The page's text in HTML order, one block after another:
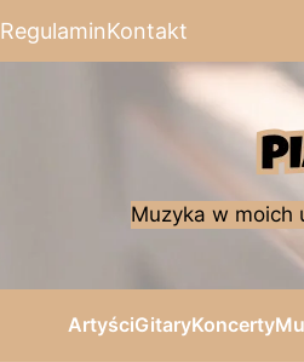
RegulaminKontakt
Muzyka w moich
ArtyściGitaryKoncerty